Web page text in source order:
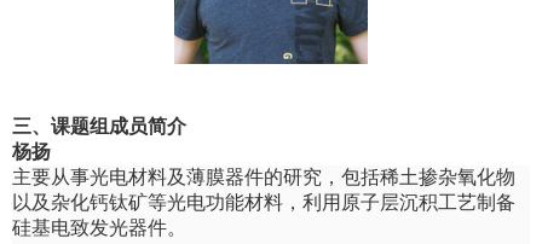
三、 课题组成员简介
杨扬
主要从事光电材料及薄膜器件的研究，包括稀土掺杂氧化物
以及杂化钙钛矿等光电功能材料，利用原子层沉积工艺制备
硅基电致发光器件。